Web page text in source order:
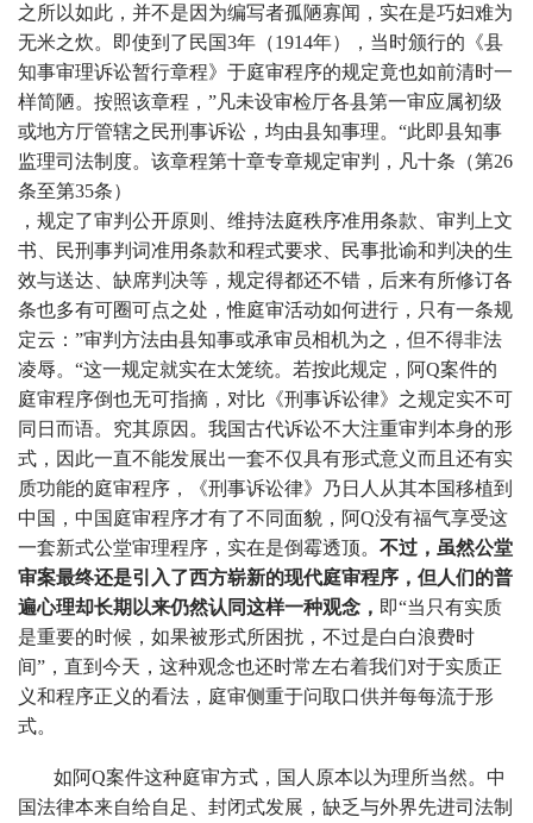
之所以如此，并不是因为编写者孤陋寡闻，实在是巧妇难为
无米之炊。即使到了民国3年（1914年），当时颁行的《县
知事审理诉讼暂行章程》于庭审程序的规定竟也如前清时一
样简陋。按照该章程，”凡未设审检厅各县第一审应属初级
或地方厅管辖之民刑事诉讼，均由县知事理。“此即县知事
监理司法制度。该章程第十章专章规定审判，凡十条（第26
条至第35条）
，规定了审判公开原则、维持法庭秩序准用条款、审判上文
书、民刑事判词准用条款和程式要求、民事批谕和判决的生
效与送达、缺席判决等，规定得都还不错，后来有所修订各
条也多有可圈可点之处，惟庭审活动如何进行，只有一条规
定云：”审判方法由县知事或承审员相机为之，但不得非法
凌辱。“这一规定就实在太笼统。若按此规定，阿Q案件的
庭审程序倒也无可指摘，对比《刑事诉讼律》之规定实不可
同日而语。究其原因。我国古代诉讼不大注重审判本身的形
式，因此一直不能发展出一套不仅具有形式意义而且还有实
质功能的庭审程序，《刑事诉讼律》乃日人从其本国移植到
中国，中国庭审程序才有了不同面貌，阿Q没有福气享受这
一套新式公堂审理程序，实在是倒霉透顶。 不过，虽然公堂
审案最终还是引入了西方崭新的现代庭审程序，但人们的普
遍心理却长期以来仍然认同这样一种观念， 即“当只有实质
是重要的时候，如果被形式所困扰，不过是白白浪费时
间”，直到今天，这种观念也还时常左右着我们对于实质正
义和程序正义的看法，庭审侧重于问取口供并每每流于形
式。
如阿Q案件这种庭审方式，国人原本以为理所当然。中
国法律本来自给自足、封闭式发展，缺乏与外界先进司法制